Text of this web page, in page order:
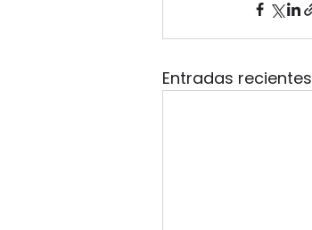
Entradas recientes